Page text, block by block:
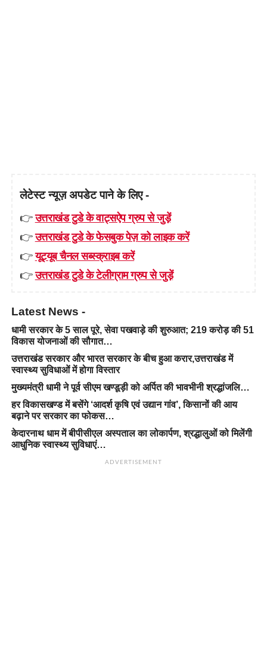
लेटेस्ट न्यूज़ अपडेट पाने के लिए -
👉उत्तराखंड टुडे के वाट्सऐप ग्रुप से जुड़ें
👉उत्तराखंड टुडे के फेसबुक पेज़ को लाइक करें
👉यूट्यूब चैनल सब्स्क्राइब करें
👉उत्तराखंड टुडे के टेलीग्राम ग्रुप से जुड़ें
Latest News -
धामी सरकार के 5 साल पूरे, सेवा पखवाड़े की शुरुआत; 219 करोड़ की 51
विकास योजनाओं की सौगात…
उत्तराखंड सरकार और भारत सरकार के बीच हुआ करार,उत्तराखंड में
स्वास्थ्य सुविधाओं में होगा विस्तार
मुख्यमंत्री धामी ने पूर्व सीएम खण्डूड़ी को अर्पित की भावभीनी श्रद्धांजलि…
हर विकासखण्ड में बसेंगे ‘आदर्श कृषि एवं उद्यान गांव’, किसानों की आय
बढ़ाने पर सरकार का फोकस…
केदारनाथ धाम में बीपीसीएल अस्पताल का लोकार्पण, श्रद्धालुओं को मिलेंगी
आधुनिक स्वास्थ्य सुविधाएं…
ADVERTISEMENT